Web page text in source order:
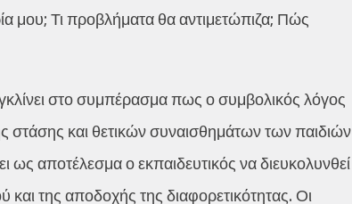
μου; Τι προβλήματα θα αντιμετώπιζα; Πώς
στο συμπέρασμα πως ο συμβολικός λόγος
στάσης και θετικών συναισθημάτων των παιδιών
αποτέλεσμα ο εκπαιδευτικός να διευκολυνθεί
της αποδοχής της διαφορετικότητας. Οι